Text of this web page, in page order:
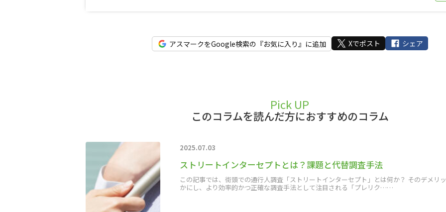
アスマークをGoogle検索の『お気に入り』に追加 Xでポスト シェア
Pick UP
このコラムを読んだ方におすすめのコラム
2025.07.03
ストリートインターセプトとは？課題と代替調査手法
この記事では、街頭での通行人調査「ストリートインターセプト」とは何か？ そのデメリ
かにし、より効率的かつ正確な調査手法として注目される「プレリク……